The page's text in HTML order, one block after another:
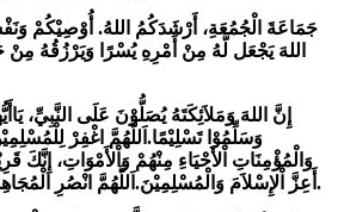
جَمَاعَةَ الْجُمُعَةِ، أَرْشَدَكُمُ اللهُ. أُوْصِيْكُمْ
اللهَ يَجْعَل لَّهُ مِنْ أَمْرِهِ يُسْرًا وَيَرْزُقُهُ
إِنَّ اللهَ وَمَلاَئِكَتَهُ يُصَلُّوْنَ عَلَى النَّبِيِّ،
وَسَلِّمُوْا تَسْلِيْمًا. اَللَّهُمَّ اغْفِرْ
وَالْمُؤْمِنَاتِ اْلأَحْيَاءِ مِنْهُمْ وَاْلأَمْوَاتِ،
أَعِزَّ اْلإِسْلاَمَ وَالْمُسْلِمِيْنَ. اَللَّهُمَّ انْصُرِ الْمُجَاهِدِيْنِ فِيْ كُلِّ مَكَانٍ وَزَمَانٍ.